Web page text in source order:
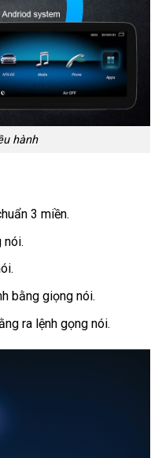
hành
3 miền.
nói.
bằng giọng nói.
ra lệnh gọng nói.